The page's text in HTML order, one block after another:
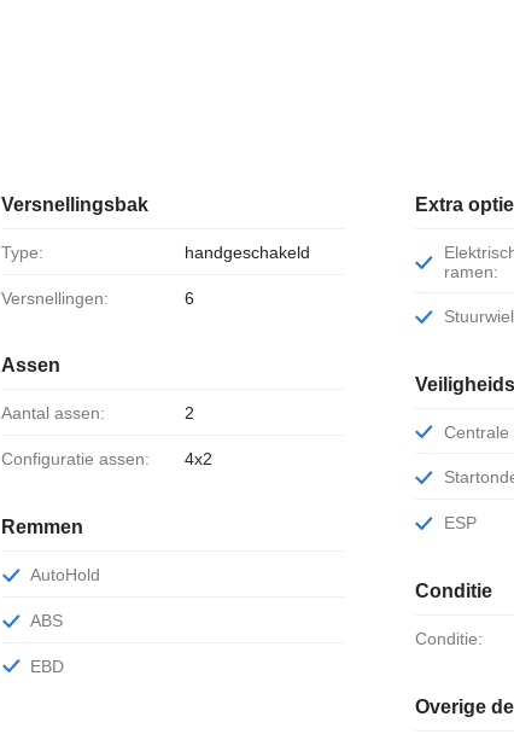
Versnellingsbak
Type: handgeschakeld
Versnellingen: 6
Assen
Aantal assen: 2
Configuratie assen: 4x2
Remmen
AutoHold
ABS
EBD
Extra
Elektrische
ramen:
ESP
Conditie
Conditie:
Overige